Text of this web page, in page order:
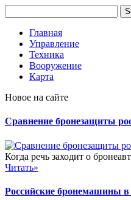
Главная
Управление
Техника
Вооружение
Карта
Новое на сайте
Сравнение бронезащиты
Когда речь заходит о
Читать»
Российские бронемашины в